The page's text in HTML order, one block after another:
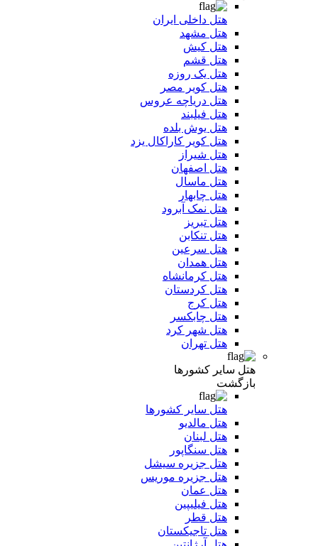
هتل داخلی ایران
هتل مشهد
هتل کیش
هتل قشم
هتل یک روزه
هتل کویر مصر
هتل دریاچه عروس
هتل فیلبند
هتل یوش بلده
هتل کویر کاراکال یزد
هتل شیراز
هتل اصفهان
هتل ماسال
هتل چابهار
هتل نمک آبرود
هتل تبریز
هتل تنکابن
هتل سرعین
هتل همدان
هتل کرمانشاه
هتل کردستان
هتل کرج
هتل چابکسر
هتل شهر کرد
هتل تهران
هتل سایر کشورها
بازگشت
هتل سایر کشورها
هتل مالدیو
هتل لبنان
هتل سنگاپور
هتل جزیره سیشل
هتل جزیره موریس
هتل عمان
هتل فیلیپین
هتل قطر
هتل تاجیکستان